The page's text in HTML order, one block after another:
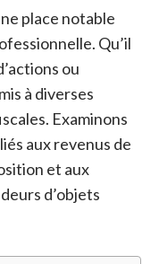
place notable
Qu’il
ou
à diverses
Examinons
aux revenus de
et aux
d’objets